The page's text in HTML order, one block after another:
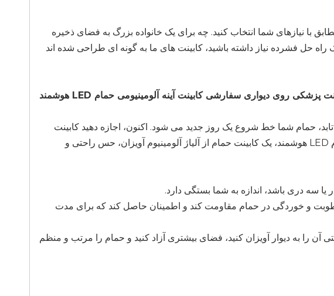
با نیازهای شما انتخاب کنید. چه برای یک خانواده بزرگ به فضای ذخیره
حل فشرده نیاز داشته باشید، کابینت های ما به گونه ای طراحی شده اند
چه کاری می توانیم برای استفاده از این خود انجام دهیم کابینت پزشکی روی دیواری سفارشی کابینت آینه آلومینیومی حمام LED هوشمند
حمام شما خط شروع یک روز جدید می شود. اکنون، اجازه دهید کابینت
پزشکی روی دیواری سفارشی ما، کابینت آینه آلومینیومی حمام LED هوشمند، یک کابینت حمام از آلیاژ آلومینیوم آویزان، حس راحتی و
سه دری باشد، اندازه به شما بستگی دارد.
رطوبت و خوردگی در حمام مقاومت کند و اطمینان حاصل کند که برای مدت
آن را به دیوار آویزان کنید، فضای بیشتری آزاد کنید و حمام را مرتب و منظم